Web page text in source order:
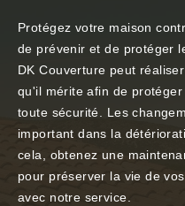
Protégez votre maison
de prévenir et de protéger
DK Couverture peut
qu'il mérite afin de
toute sécurité. Les
important dans la
cela, obtenez une
pour préserver la vie de
avec notre service.